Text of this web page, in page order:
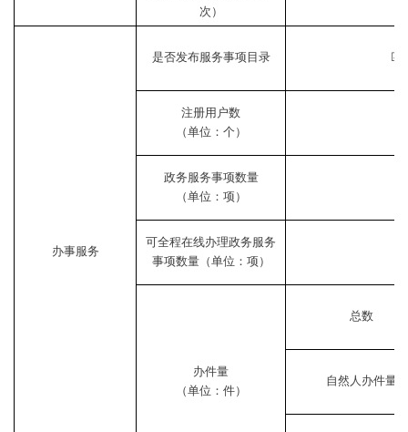
次）
办事服务
是否发布服务事项目录 ☑
注册用户数
（单位：个）
政务服务事项数量
（单位：项）
可全程在线办理政务服务
事项数量（单位：项）
办件量
（单位：件）
总数
自然人办件量